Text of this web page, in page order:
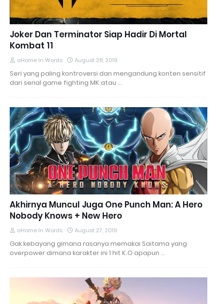
Joker Dan Terminator Siap Hadir Di Mortal
Kombat 11
aHome In Words August 28, 2019
Seri yang paling kontroversi dan mengandung konten sensitif
dari serial game fighting MK atau …
Akhirnya Muncul Juga One Punch Man: A Hero
Nobody Knows + New Hero
aHome In Words August 27, 2019
Gak kebayang gimana rasanya memakai Saitama yang
overpower dimana karakter ini 1 hit K.O apapun …